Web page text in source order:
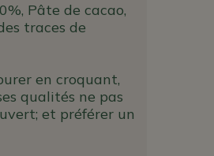
Pâte de cacao,
traces de
en croquant,
qualités ne pas
et préférer un